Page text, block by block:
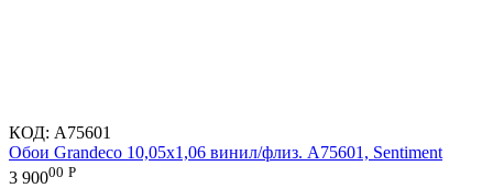
КОД: A75601
Обои Grandeco 10,05х1,06 винил/флиз. A75601, Sentiment
3 90000 Р